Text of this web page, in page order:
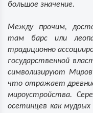
большое значение.
Между прочим,
там барс или
традиционно
государственной
символизируют
что отражает
мироустройства.
осетинцев как